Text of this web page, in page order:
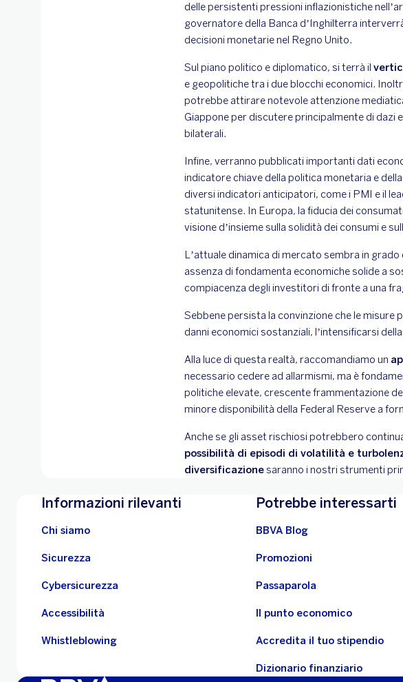
delle persistenti pressioni inflazionistiche
governatore della Banca d’Inghilterra
decisioni monetarie nel Regno Unito.
Sul piano politico e diplomatico, si terrà il
e geopolitiche tra i due blocchi economici.
potrebbe attirare notevole attenzione
Giappone per discutere principalmente di dazi
bilaterali.
Infine, verranno pubblicati importanti dati
indicatore chiave della politica monetaria e
diversi indicatori anticipatori, come i PMI e il
statunitense. In Europa, la fiducia dei
visione d’insieme sulla solidità dei consumi e
L’attuale dinamica di mercato sembra in
assenza di fondamenta economiche solide a
compiacenza degli investitori di fronte a una
Sebbene persista la convinzione che le
danni economici sostanziali, l’intensificarsi
Alla luce di questa realtà, raccomandiamo un
necessario cedere ad allarmismi, ma è
politiche elevate, crescente frammentazione
minore disponibilità della Federal Reserve a
Anche se gli asset rischiosi potrebbero
possibilità di episodi di volatilità e
diversificazionesaranno i nostri strumenti
Informazioni rilevanti
Chi siamo
Sicurezza
Cybersicurezza
Accessibilità
Whistleblowing
Potrebbe interessarti
BBVA Blog
Promozioni
Passaparola
Il punto economico
Accredita il tuo stipendio
Dizionario finanziario